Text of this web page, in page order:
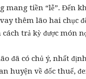
mang tiền “lễ”. Đến
thêm lão hai chục
trả kỳ được món
đã có chủ ý, nhất
huyện về đốc thuế,